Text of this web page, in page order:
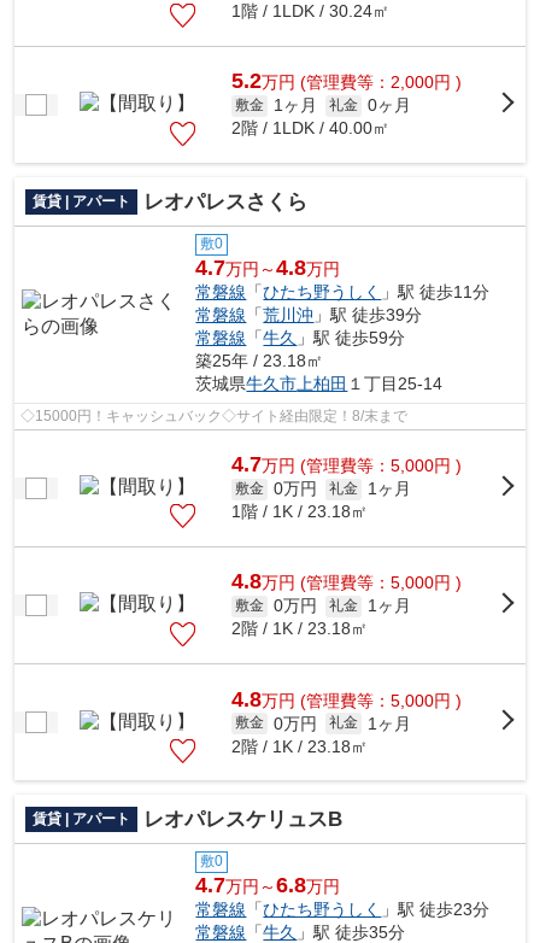
1階 / 1LDK / 30.24㎡
5.2万円 (管理費等：2,000円 )
敷金 1ヶ月 礼金 0ヶ月
2階 / 1LDK / 40.00㎡
賃貸 | アパート レオパレスさくら
敷0
4.7万円～4.8万円
常磐線 「ひたち野うしく
」駅 徒歩11分
常磐線 「荒川沖 」駅 徒歩39分
常磐線 「牛久 」駅 徒歩59分
築25年 / 23.18㎡
茨城県牛久市 上柏田 １丁目25-14
◇15000円！キャッシュバック◇サイト経由限定！8/末まで
4.7万円 (管理費等：5,000円 )
敷金 0万円 礼金
1ヶ月
1階 / 1K / 23.18㎡
4.8万円 (管理費等：5,000円 )
敷金 0万円 礼金
1ヶ月
2階 / 1K / 23.18㎡
4.8万円 (管理費等：5,000円 )
敷金 0万円 礼金
1ヶ月
2階 / 1K / 23.18㎡
賃貸 | アパート レオパレスケリュスB
敷0
4.7万円～6.8万円
常磐線 「ひたち野うしく
」駅 徒歩23分
常磐線 「牛久 」駅 徒歩35分